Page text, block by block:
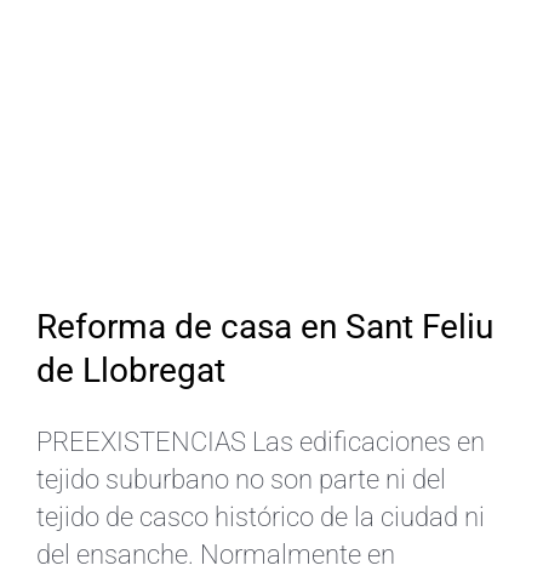
Reforma de casa en Sant Feliu
de Llobregat
PREEXISTENCIAS Las edificaciones en
tejido suburbano no son parte ni del
tejido de casco histórico de la ciudad ni
del ensanche. Normalmente en